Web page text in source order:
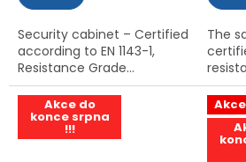
Security cabinet – Certified
according to EN 1143-1,
Resistance Grade...
The
Akce do
konce srpna
!!!